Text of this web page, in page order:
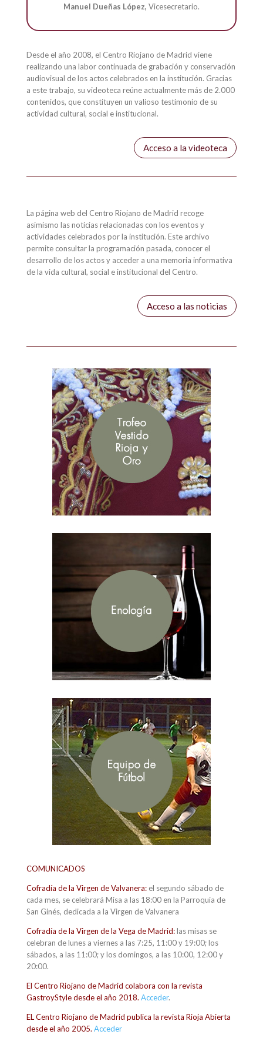
Manuel Dueñas López, Vicesecretario.
Desde el año 2008, el Centro Riojano de Madrid viene
realizando una labor continuada de grabación y conservación
audiovisual de los actos celebrados en la institución. Gracias
a este trabajo, su videoteca reúne actualmente más de 2.000
contenidos, que constituyen un valioso testimonio de su
actividad cultural, social e institucional.
Acceso a la videoteca
La página web del Centro Riojano de Madrid recoge
asimismo las noticias relacionadas con los eventos y
actividades celebrados por la institución. Este archivo
permite consultar la programación pasada, conocer el
desarrollo de los actos y acceder a una memoria informativa
de la vida cultural, social e institucional del Centro.
Acceso a las noticias
COMUNICADOS
Cofradía de la Virgen de Valvanera: el segundo sábado de
cada mes, se celebrará Misa a las 18:00 en la Parroquia de
San Ginés, dedicada a la Virgen de Valvanera
Cofradía de la Virgen de la Vega de Madrid:las misas se
celebran de lunes a viernes a las 7:25, 11:00 y 19:00; los
sábados, a las 11:00; y los domingos, a las 10:00, 12:00 y
20:00.
El Centro Riojano de Madrid colabora con la revista
GastroyStyle desde el año 2018. Acceder.
EL Centro Riojano de Madrid publica la revista Rioja Abierta
desde el año 2005. Acceder